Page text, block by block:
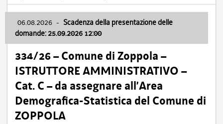
06.08.2026 - Scadenza della presentazione delle
domande: 25.09.2026 12:00
334/26 – Comune di Zoppola –
ISTRUTTORE AMMINISTRATIVO –
Cat. C – da assegnare all’Area
Demografica-Statistica del Comune di
ZOPPOLA